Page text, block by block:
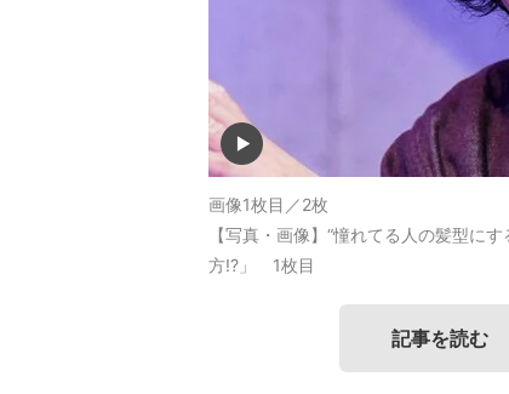
画像1枚目／2枚
【写真・画像】“憧れてる人の髪型に
方!?」 1枚目
記事を読む